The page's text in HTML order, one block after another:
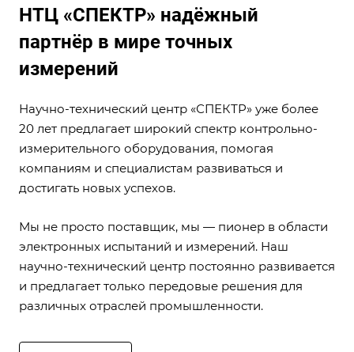
НТЦ «СПЕКТР» надёжный
партнёр в мире точных
измерений
Научно-технический центр «СПЕКТР» уже более
20 лет предлагает широкий спектр контрольно-
измерительного оборудования, помогая
компаниям и специалистам развиваться и
достигать новых успехов.
Мы не просто поставщик, мы — пионер в области
электронных испытаний и измерений. Наш
научно-технический центр постоянно развивается
и предлагает только передовые решения для
различных отраслей промышленности.